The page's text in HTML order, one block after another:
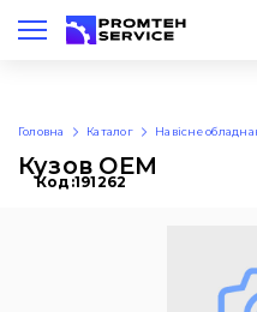
Укр
Головна Каталог Навісне
Кузов OEM
Код:191262